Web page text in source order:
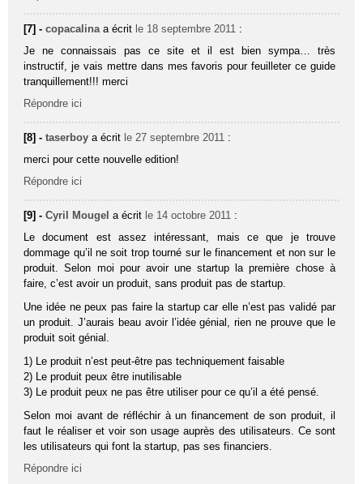
[7] -copacalina a écrit le 18 septembre 2011 :
Je ne connaissais pas ce site et il est bien sympa… très
instructif, je vais mettre dans mes favoris pour feuilleter ce guide
tranquillement!!! merci
Répondre ici
[8] -taserboy a écrit le 27 septembre 2011 :
merci pour cette nouvelle edition!
Répondre ici
[9] -Cyril Mougel a écrit le 14 octobre 2011 :
Le document est assez intéressant, mais ce que je trouve
dommage qu’il ne soit trop tourné sur le financement et non sur le
produit. Selon moi pour avoir une startup la première chose à
faire, c’est avoir un produit, sans produit pas de startup.
Une idée ne peux pas faire la startup car elle n’est pas validé par
un produit. J’aurais beau avoir l’idée génial, rien ne prouve que le
produit soit génial.
1) Le produit n’est peut-être pas techniquement faisable
2) Le produit peux être inutilisable
3) Le produit peux ne pas être utiliser pour ce qu’il a été pensé.
Selon moi avant de réfléchir à un financement de son produit, il
faut le réaliser et voir son usage auprès des utilisateurs. Ce sont
les utilisateurs qui font la startup, pas ses financiers.
Répondre ici